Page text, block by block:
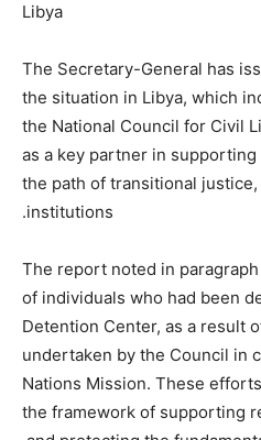
Libya
The Secretary-General has
the situation in Libya, which
the National Council for Civil
as a key partner in
the path of transitional
institutions.
The report noted in
of individuals who had been
Detention Center, as a result
undertaken by the Council in
Nations Mission. These
the framework of supporting